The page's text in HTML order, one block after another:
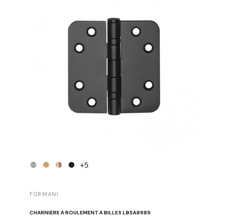
+5
FORMANI
CHARNIÈRE À ROULEMENT À BILLES LBSA8989